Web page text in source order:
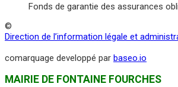
Fonds de garantie des assurances
©
Direction de l’information légale et
comarquage developpé par baseo.io
MAIRIE DE FONTAINE FOURCHES